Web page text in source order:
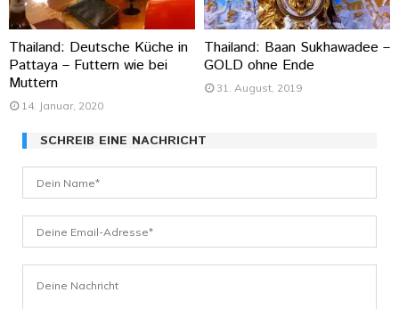
Thailand: Deutsche Küche in
Pattaya – Futtern wie bei
Muttern
14. Januar, 2020
Thailand: Baan Sukhawadee –
GOLD ohne Ende
31. August, 2019
SCHREIB EINE NACHRICHT